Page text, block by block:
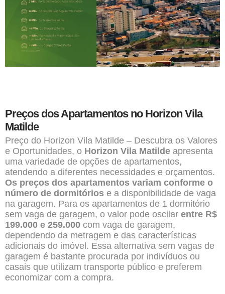
Preços dos Apartamentos no Horizon Vila
Matilde
Preço do Horizon Vila Matilde – Descubra os Valores
e Oportunidades, o Horizon Vila Matilde apresenta
uma variedade de opções de apartamentos,
atendendo a diferentes necessidades e orçamentos.
Os preços dos apartamentos variam conforme o
número de dormitórios e a disponibilidade de vaga
na garagem. Para os apartamentos de 1 dormitório
sem vaga de garagem, o valor pode oscilar entre R$
199.000 e 259.000 com vaga de garagem,
dependendo da metragem e das características
adicionais do imóvel. Essa alternativa sem vagas de
garagem é bastante procurada por indivíduos ou
casais que utilizam transporte público e preferem
economizar com a compra.